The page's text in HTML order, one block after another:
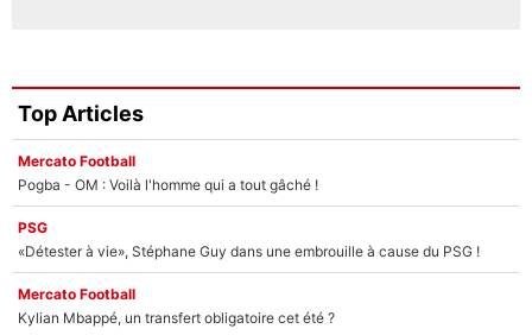
Top Articles
Mercato Football
Pogba - OM : Voilà l'homme qui a tout gâché !
PSG
«Détester à vie», Stéphane Guy dans une embrouille à cause du PSG !
Mercato Football
Kylian Mbappé, un transfert obligatoire cet été ?